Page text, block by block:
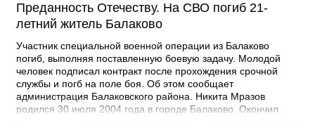
Преданность Отечеству. На СВО погиб 21-
летний житель Балаково
Участник специальной военной операции из Балаково
погиб, выполняя поставленную боевую задачу. Молодой
человек подписал контракт после прохождения срочной
службы и погб на поле боя. Об этом сообщает
администрация Балаковского района. Никита Мразов
родился 30 июля 2004 года в городе Балаково. Окончил